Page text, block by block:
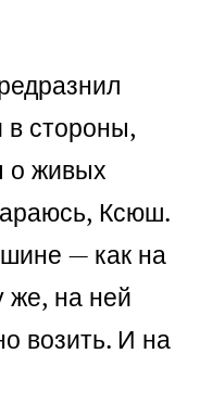
в стороны,
о живых
Ксюш.
— как на
же, на ней
возить. И на